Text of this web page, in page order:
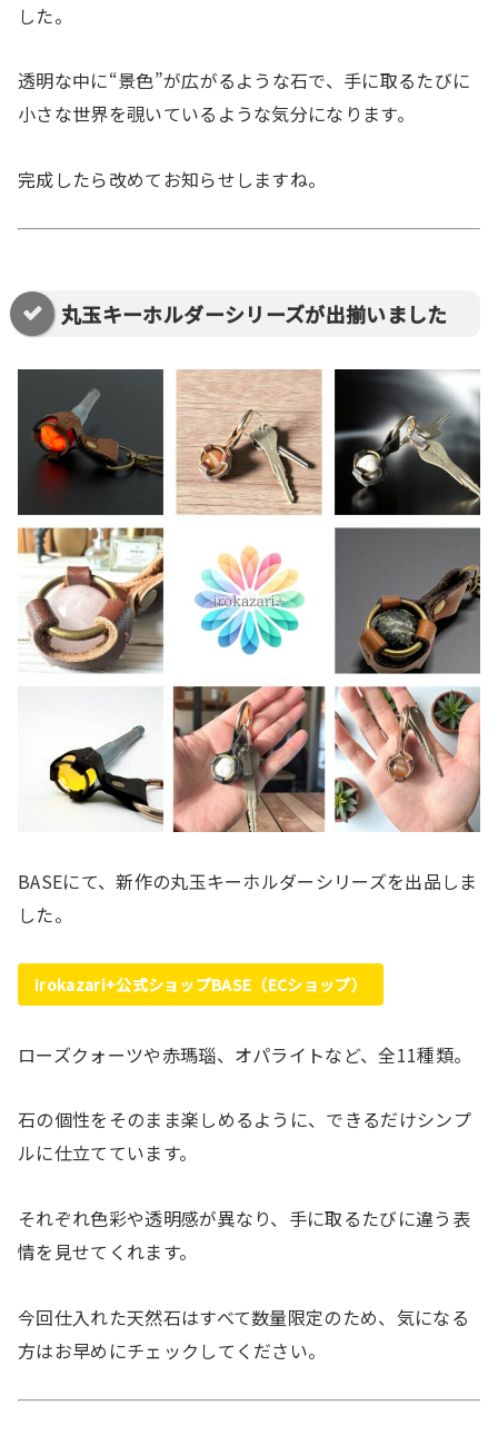
した。
透明な中に“景色”が広がるような石で、手に取るたびに
小さな世界を覗いているような気分になります。
完成したら改めてお知らせしますね。
丸玉キーホルダーシリーズが出揃いました
BASEにて、新作の丸玉キーホルダーシリーズを出品しま
した。
irokazari+公式ショップBASE（ECショップ）
ローズクォーツや赤瑪瑙、オパライトなど、全11種類。
石の個性をそのまま楽しめるように、できるだけシンプ
ルに仕立てています。
それぞれ色彩や透明感が異なり、手に取るたびに違う表
情を見せてくれます。
今回仕入れた天然石はすべて数量限定のため、気になる
方はお早めにチェックしてください。